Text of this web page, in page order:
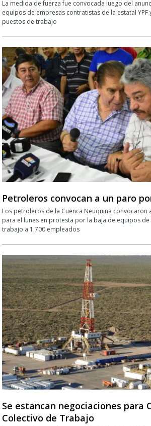
La medida de fuerza fue convocada luego del
equipos de empresas contratistas de la estatal
puestos de trabajo
Petroleros convocan a un paro
Los petroleros de la Cuenca Neuquina convocaron
para el lunes en protesta por la baja de equipos de
trabajo a 1.700 empleados
Se estancan negociaciones para
Colectivo de Trabajo